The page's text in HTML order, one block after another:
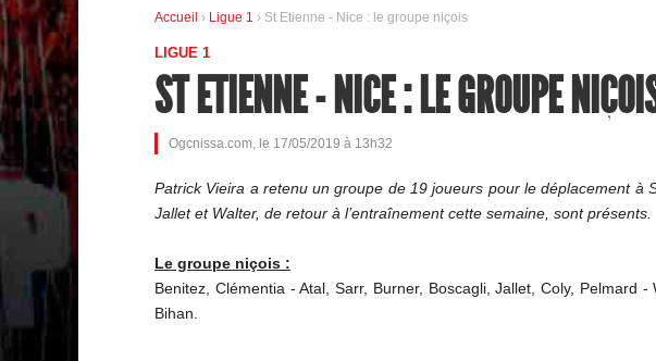
Accueil › Ligue 1 › St Etienne - Nice : le groupe niçois
LIGUE 1
ST ETIENNE - NICE : LE GROUPE
Ogcnissa.com, le 17/05/2019 à 13h32
Patrick Vieira a retenu un groupe de 19 joueurs pour le déplacement à
Jallet et Walter, de retour à l’entraînement cette semaine, sont présents.
Le groupe niçois :
Benitez, Clémentia - Atal, Sarr, Burner, Boscagli, Jallet, Coly, Pelmard
Bihan.